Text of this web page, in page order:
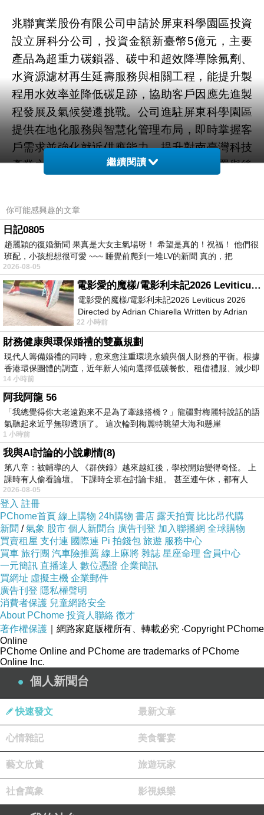
兆聯實業股份有限公司申請於屏東科學園區投資
設立屏科分公司，投資金額新臺幣5億元，主要
產品為超重力碳鎖器、碳中和超效降導除氟劑、
水資源濾材再生延壽服務與相關工程，能提升製
程用水效率並降低碳足跡，協助客戶因應先進製
程發展及氣候變遷挑戰。公司進駐屏東科學園區
提供在地化服務與智慧化管理布局，即時掌握客
戶需求並強化就近供應能力，提升對南臺灣科技
產業之支援效率，同時提供完整之系統建置與後
進南部科技產業聚落之營運韌性。
台灣矽科宏晟科技股份有限公司為日本關東化學
與台灣宏晟科技之合資公司，申請於屏東科學園
區投資設立屏科分公司，投資金額新臺幣1.5億
元，主要提供化學品製程供應系統及化學廢棄物
收集與再利用系統。公司研發生產之高潔淨化學
品供應系統與廢液再生技術，符合我國半導體先
進製程發展需求；未來進駐南科後，持續整合在
地研發與國際技術經驗，推升產品技術與產業
ESG循環經濟發展。
上一篇：最強母親節禮物！守護媽媽老本 陪辦「地籍異動即時通」最貼心
下一篇：
繼續閱讀
你可能感興趣的文章
日記0805
趙麗穎的復婚新聞 果真是大女主氣場呀！ 希望是真的！祝福！ 他們很
班配，小孩想想很可愛 ~~~ 睡覺前爬到一堆LV的新聞 真的，把
2026-08-05
電影愛的魔樣/電影利未記2026 Leviticus 2026
電影愛的魔樣/電影利未記2026 Leviticus 2026
Directed by Adrian Chiarella Written by Adrian
Chiarella Starring Joe Bird
22 小時前
財務健康與環保婚禮的雙贏規劃
現代人籌備婚禮的同時，愈來愈注重環境永續與個人財務的平衡。根據
香港環保團體的調查，近年新人傾向選擇低碳餐飲、租借禮服、減少即
14 小時前
阿我阿龍 56
「我總覺得你大老遠跑來不是為了牽線搭橋？」龍疆對梅麗特說話的語
氣聽起來近乎無聊透頂了。 這次輪到梅麗特眺望大海和懸崖
1 小時前
我與AI討論的小說劇情(8)
第八章：被輔導的人 《群俠錄》越來越紅後，學校開始變得奇怪。 上
課時有人偷看論壇。 下課時全班在討論卡組。 甚至連午休，都有人
2026-08-05
登入 註冊
PChome首頁 線上購物 24h購物 書店 露天拍賣 比比昂代購
新聞 /氣象 股市 個人新聞台 廣告刊登 加入聯播網 全球購物
買賣租屋 支付連 國際連 Pi 拍錢包 旅遊 服務中心
買車 旅行團 汽車險推薦 線上麻將 雜誌 星座命理 會員中心
一元簡訊 直播達人 數位憑證 企業簡訊
買網址 虛擬主機 企業郵件
廣告刊登 隱私權聲明
消費者保護 兒童網路安全
About PChome 投資人聯絡 徵才
著作權保護 ｜網路家庭版權所有、轉載必究 ‧Copyright PChome
Online
PChome Online and PChome are trademarks of PChome
Online Inc.
個人新聞台
快速發文 最新文章
心情雜記 美食饗宴
藝文欣賞 旅遊玩家
社會萬象 影視娛樂